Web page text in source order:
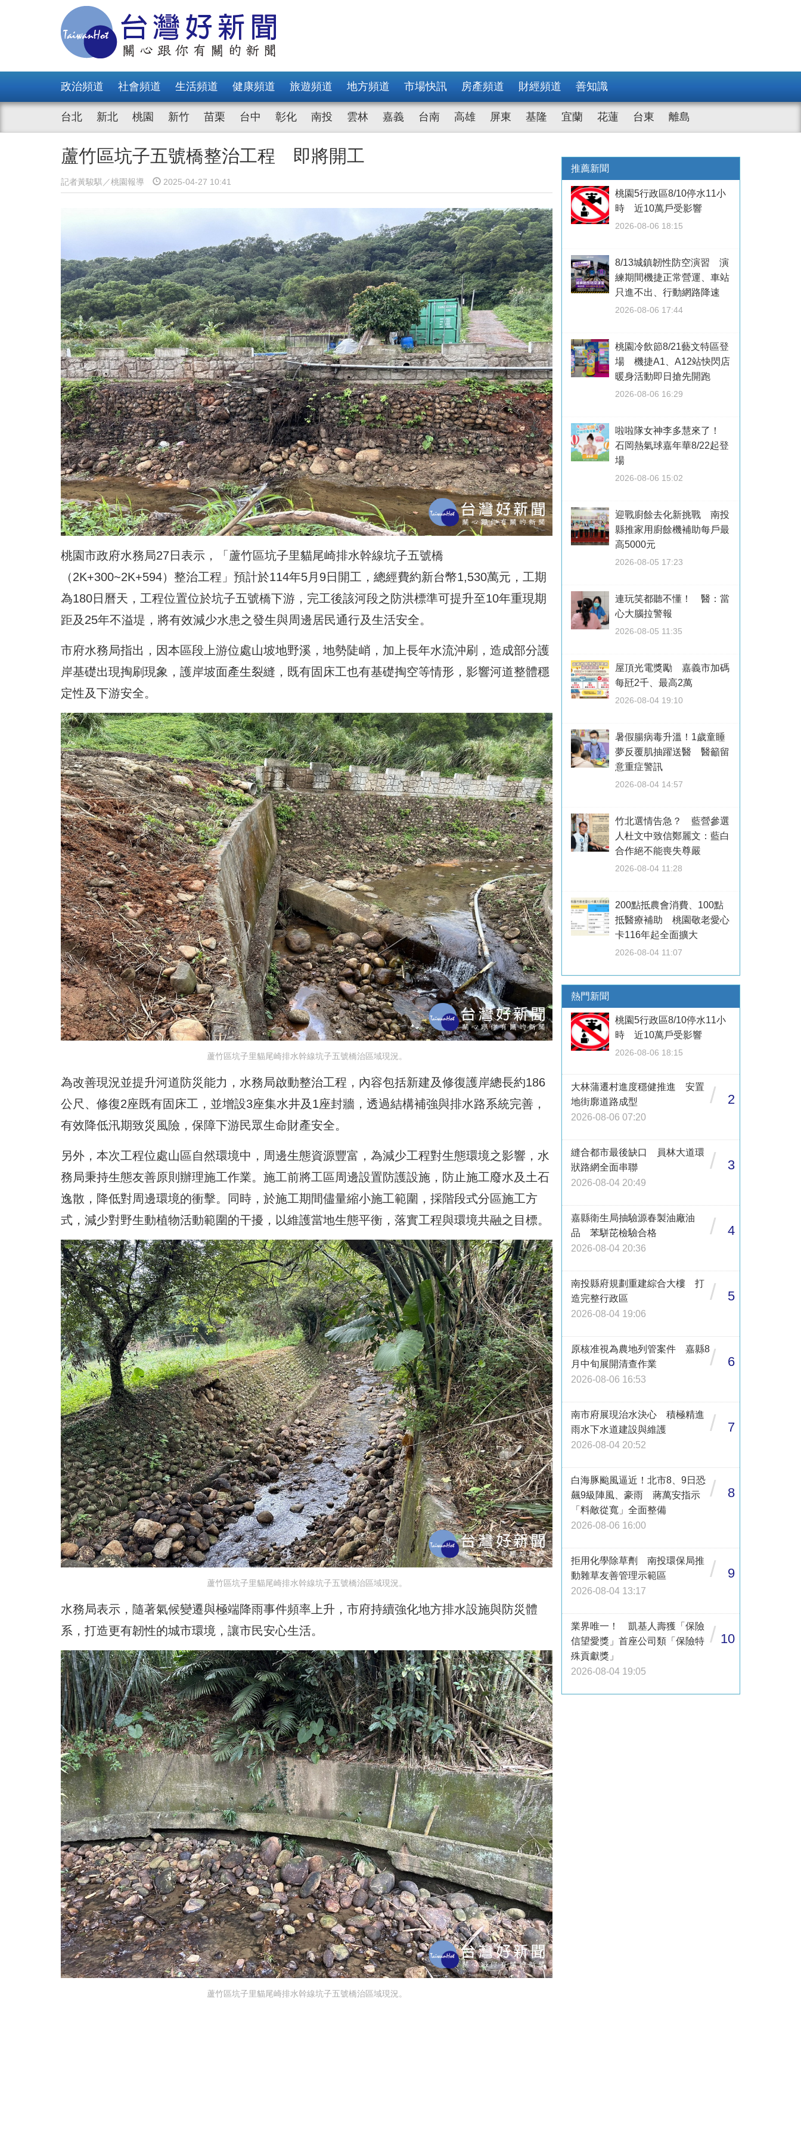
政治頻道 社會頻道 生活頻道 健康頻道 旅遊頻道 地方頻道 市場快訊 房產頻道 財經頻道 善知識
台北 新北 桃園 新竹 苗栗 台中 彰化 南投 雲林 嘉義 台南 高雄 屏東 基隆 宜蘭 花蓮 台東 離島
蘆竹區坑子五號橋整治工程 即將開工
記者黃駿騏／桃園報導 2025-04-27 10:41
桃園市政府水務局27日表示，「蘆竹區坑子里貓尾崎排水幹線坑子五號橋
（2K+300~2K+594）整治工程」預計於114年5月9日開工，總經費約新台幣1,530萬元，工期
為180日曆天，工程位置位於坑子五號橋下游，完工後該河段之防洪標準可提升至10年重現期
距及25年不溢堤，將有效減少水患之發生與周邊居民通行及生活安全。
市府水務局指出，因本區段上游位處山坡地野溪，地勢陡峭，加上長年水流沖刷，造成部分護
岸基礎出現掏刷現象，護岸坡面產生裂縫，既有固床工也有基礎掏空等情形，影響河道整體穩
定性及下游安全。
蘆竹區坑子里貓尾崎排水幹線坑子五號橋治區域現況。
為改善現況並提升河道防災能力，水務局啟動整治工程，內容包括新建及修復護岸總長約186
公尺、修復2座既有固床工，並增設3座集水井及1座封牆，透過結構補強與排水路系統完善，
有效降低汛期致災風險，保障下游民眾生命財產安全。
另外，本次工程位處山區自然環境中，周邊生態資源豐富，為減少工程對生態環境之影響，水
務局秉持生態友善原則辦理施工作業。施工前將工區周邊設置防護設施，防止施工廢水及土石
逸散，降低對周邊環境的衝擊。同時，於施工期間儘量縮小施工範圍，採階段式分區施工方
式，減少對野生動植物活動範圍的干擾，以維護當地生態平衡，落實工程與環境共融之目標。
蘆竹區坑子里貓尾崎排水幹線坑子五號橋治區域現況。
水務局表示，隨著氣候變遷與極端降雨事件頻率上升，市府持續強化地方排水設施與防災體
系，打造更有韌性的城市環境，讓市民安心生活。
蘆竹區坑子里貓尾崎排水幹線坑子五號橋治區域現況。
推薦新聞
桃園5行政區8/10停水11小
時 近10萬戶受影響
2026-08-06 18:15
8/13城鎮韌性防空演習 演
練期間機捷正常營運、車站
只進不出、行動網路降速
2026-08-06 17:44
桃園冷飲節8/21藝文特區登
場 機捷A1、A12站快閃店
暖身活動即日搶先開跑
2026-08-06 16:29
啦啦隊女神李多慧來了！
石岡熱氣球嘉年華8/22起登
場
2026-08-06 15:02
迎戰廚餘去化新挑戰 南投
縣推家用廚餘機補助每戶最
高5000元
2026-08-05 17:23
連玩笑都聽不懂！ 醫：當
心大腦拉警報
2026-08-05 11:35
屋頂光電獎勵 嘉義市加碼
每瓩2千、最高2萬
2026-08-04 19:10
暑假腸病毒升溫！1歲童睡
夢反覆肌抽躍送醫 醫籲留
意重症警訊
2026-08-04 14:57
竹北選情告急？ 藍營參選
人杜文中致信鄭麗文：藍白
合作絕不能喪失尊嚴
2026-08-04 11:28
200點抵農會消費、100點
抵醫療補助 桃園敬老愛心
卡116年起全面擴大
2026-08-04 11:07
熱門新聞
桃園5行政區8/10停水11小
時 近10萬戶受影響
2026-08-06 18:15
大林蒲遷村進度穩健推進 安置
地街廓道路成型
2026-08-06 07:20
/ 2
縫合都市最後缺口 員林大道環
狀路網全面串聯
2026-08-04 20:49
/ 3
嘉縣衛生局抽驗源春製油廠油
品 苯駢芘檢驗合格
2026-08-04 20:36
/ 4
南投縣府規劃重建綜合大樓 打
造完整行政區
2026-08-04 19:06
/ 5
原核准視為農地列管案件 嘉縣8
月中旬展開清查作業
2026-08-06 16:53
/ 6
南市府展現治水決心 積極精進
雨水下水道建設與維護
2026-08-04 20:52
/ 7
白海豚颱風逼近！北市8、9日恐
飆9級陣風、豪雨 蔣萬安指示
「料敵從寬」全面整備
2026-08-06 16:00
/ 8
拒用化學除草劑 南投環保局推
動雜草友善管理示範區
2026-08-04 13:17
/ 9
業界唯一！ 凱基人壽獲「保險
信望愛獎」首座公司類「保險特
殊貢獻獎」
2026-08-04 19:05
/ 10